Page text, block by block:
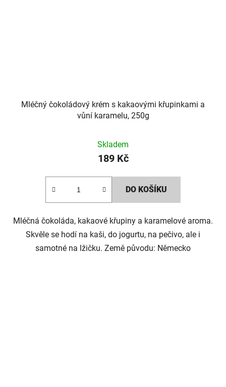
Mléčný čokoládový krém s kakaovými křupinkami a
vůní karamelu, 250g
Skladem
189 Kč
DO KOŠÍKU
Mléčná čokoláda, kakaové křupiny a karamelové aroma.
Skvěle se hodí na kaši, do jogurtu, na pečivo, ale i
samotné na lžičku. Země původu: Německo